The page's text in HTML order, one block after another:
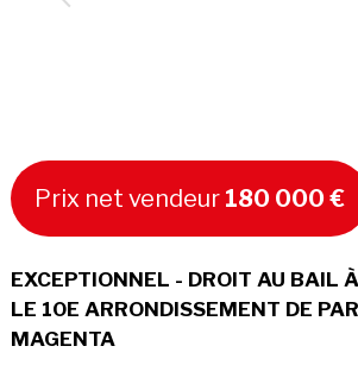
Prix net vendeur 180 000 €
EXCEPTIONNEL - DROIT AU BAIL
LE 10E ARRONDISSEMENT DE
MAGENTA